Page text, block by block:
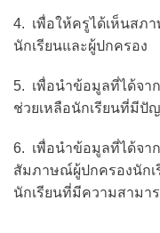
4. เพื่อให้ครูได้เห็นสภ
นักเรียนและผู้ปกครอง
5. เพื่อนำข้อมูลที่ได้จา
ช่วยเหลือนักเรียนที่มีปั
6. เพื่อนำข้อมูลที่ได้จา
สัมภาษณ์ผู้ปกครองนักเ
นักเรียนที่มีความสามา